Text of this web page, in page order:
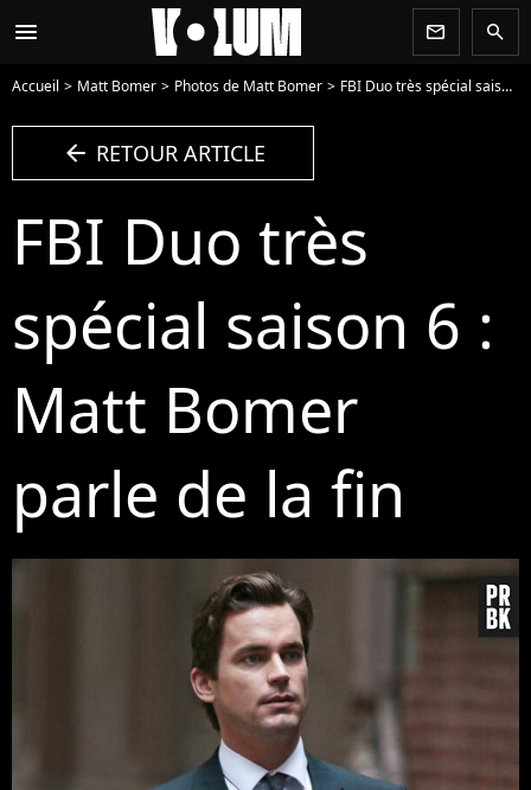
menu newsletter search
Accueil Matt Bomer Photos de Matt Bomer FBI Duo très spécial saison 6 : Matt Bomer parle de la fin - Photo
arrow_left RETOUR ARTICLE
FBI Duo très
spécial saison 6 :
Matt Bomer
parle de la fin